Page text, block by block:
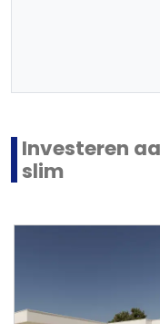
Investeren
slim